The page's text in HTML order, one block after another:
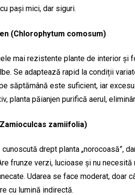
pași mici, dar siguri.
(Chlorophytum comosum)
mai rezistente plante de interior și
Se adaptează rapid la condiții
săptămână este suficient, iar
planta păianjen purifică aerul,
zamiifolia)
drept planta „norocoasă”,
frunze verzi, lucioase și nu
Udarea se face moderat, doar
cu lumină indirectă.